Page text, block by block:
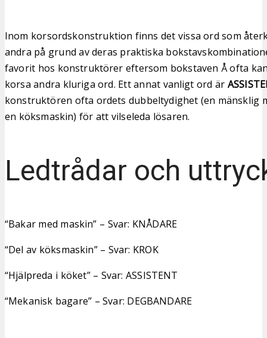
Inom korsordskonstruktion finns det vissa ord som
andra på grund av deras praktiska
favorit hos konstruktörer eftersom bokstaven Å ofta
korsa andra kluriga ord. Ett annat vanligt ord är
konstruktören ofta ordets dubbeltydighet (en mänsklig
en köksmaskin) för att vilseleda lösaren.
Ledtrådar och
“Bakar med maskin” – Svar: KNÅDARE
“Del av köksmaskin” – Svar: KROK
“Hjälpreda i köket” – Svar: ASSISTENT
“Mekanisk bagare” – Svar: DEGBANDARE